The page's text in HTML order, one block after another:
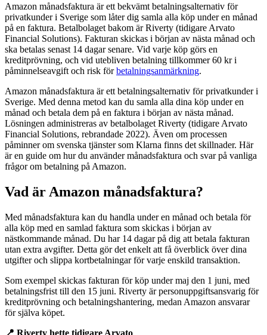
Amazon månadsfaktura är ett bekvämt betalningsalternativ för
privatkunder i Sverige som låter dig samla alla köp under en månad
på en faktura. Betalbolaget bakom är Riverty (tidigare Arvato
Financial Solutions). Fakturan skickas i början av nästa månad och
ska betalas senast 14 dagar senare. Vid varje köp görs en
kreditprövning, och vid utebliven betalning tillkommer 60 kr i
påminnelseavgift och risk förbetalningsanmärkning.
Amazon månadsfaktura är ett betalningsalternativ för privatkunder i
Sverige. Med denna metod kan du samla alla dina köp under en
månad och betala dem på en faktura i början av nästa månad.
Lösningen administreras av betalbolaget Riverty (tidigare Arvato
Financial Solutions, rebrandade 2022). Även om processen
påminner om svenska tjänster som Klarna finns det skillnader. Här
är en guide om hur du använder månadsfaktura och svar på vanliga
frågor om betalning på Amazon.
Vad är Amazon månadsfaktura?
Med månadsfaktura kan du handla under en månad och betala för
alla köp med en samlad faktura som skickas i början av
nästkommande månad. Du har 14 dagar på dig att betala fakturan
utan extra avgifter. Detta gör det enkelt att få överblick över dina
utgifter och slippa kortbetalningar för varje enskild transaktion.
Som exempel skickas fakturan för köp under maj den 1 juni, med
betalningsfrist till den 15 juni. Riverty är personuppgiftsansvarig för
kreditprövning och betalningshantering, medan Amazon ansvarar
för själva köpet.
📍 Riverty hette tidigare Arvato